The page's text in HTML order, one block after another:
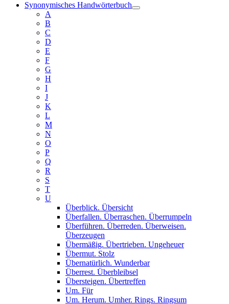
Synonymisches Handwörterbuch
A
B
C
D
E
F
G
H
I
J
K
L
M
N
O
P
Q
R
S
T
U
Überblick. Übersicht
Überfallen. Überraschen. Überrumpeln
Überführen. Überreden. Überweisen.
Überzeugen
Übermäßig. Übertrieben. Ungeheuer
Übermut. Stolz
Übernatürlich. Wunderbar
Überrest. Überbleibsel
Übersteigen. Übertreffen
Um. Für
Um. Herum. Umher. Rings. Ringsum